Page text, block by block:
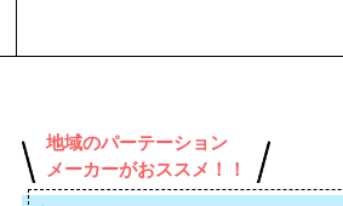
地域のパーテーション
メーカーがおススメ！！